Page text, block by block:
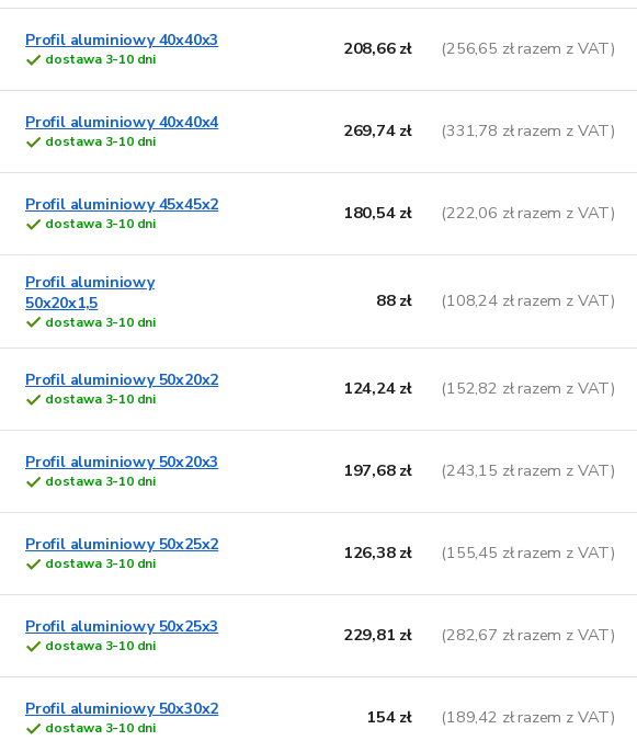
Profil aluminiowy 40x40x3
dostawa 3-10 dni 208,66 zł (256,65 zł razem z VAT)
Profil aluminiowy 40x40x4
dostawa 3-10 dni 269,74 zł (331,78 zł razem z VAT)
Profil aluminiowy 45x45x2
dostawa 3-10 dni 180,54 zł (222,06 zł razem z VAT)
Profil aluminiowy
50x20x1,5
dostawa 3-10 dni
88 zł (108,24 zł razem z VAT)
Profil aluminiowy 50x20x2
dostawa 3-10 dni 124,24 zł (152,82 zł razem z VAT)
Profil aluminiowy 50x20x3
dostawa 3-10 dni 197,68 zł (243,15 zł razem z VAT)
Profil aluminiowy 50x25x2
dostawa 3-10 dni 126,38 zł (155,45 zł razem z VAT)
Profil aluminiowy 50x25x3
dostawa 3-10 dni 229,81 zł (282,67 zł razem z VAT)
Profil aluminiowy 50x30x2
dostawa 3-10 dni 154 zł (189,42 zł razem z VAT)